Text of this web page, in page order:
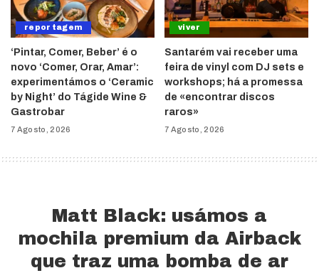
reportagem
‘Pintar, Comer, Beber’ é o
novo ‘Comer, Orar, Amar’:
experimentámos o ‘Ceramic
by Night’ do Tágide Wine &
Gastrobar
7 Agosto, 2026
viver
Santarém vai receber uma
feira de vinyl com DJ sets e
workshops; há a promessa
de «encontrar discos
raros»
7 Agosto, 2026
Matt Black: usámos a
mochila premium da Airback
que traz uma bomba de ar